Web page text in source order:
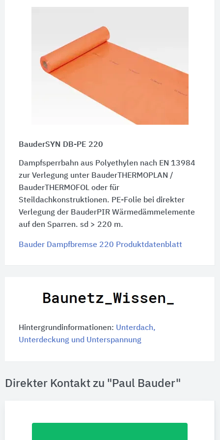
BauderSYN DB-PE 220
Dampfsperrbahn aus Polyethylen nach EN 13984
zur Verlegung unter BauderTHERMOPLAN /
BauderTHERMOFOL oder für
Steildachkonstruktionen. PE-Folie bei direkter
Verlegung der BauderPIR Wärmedämmelemente
auf den Sparren. sd > 220 m.
Bauder Dampfbremse 220 Produktdatenblatt
Hintergrundinformationen: Unterdach,
Unterdeckung und Unterspannung
Direkter Kontakt zu "Paul Bauder"